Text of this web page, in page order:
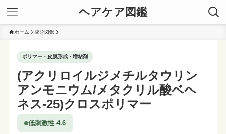
ヘアケア図鑑
ホーム 成分図鑑
ポリマー・皮膜形成・増粘剤
(アクリロイルジメチルタウリン
アンモニウム/メタクリル酸ベヘ
ネス-25)クロスポリマー
低刺激性 4.6